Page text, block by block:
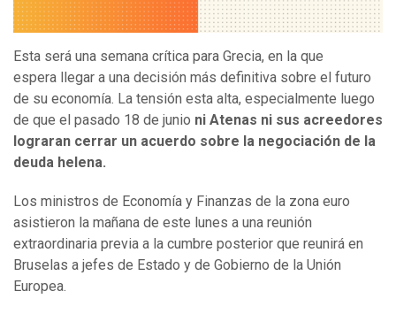
Esta será una semana crítica para Grecia, en la que
espera llegar a una decisión más definitiva sobre el futuro
de su economía. La tensión esta alta, especialmente luego
de que el pasado 18 de junio ni Atenas ni sus acreedores
lograran cerrar un acuerdo sobre la negociación de la
deuda helena.
Los ministros de Economía y Finanzas de la zona euro
asistieron la mañana de este lunes a una reunión
extraordinaria previa a la cumbre posterior que reunirá en
Bruselas a jefes de Estado y de Gobierno de la Unión
Europea.